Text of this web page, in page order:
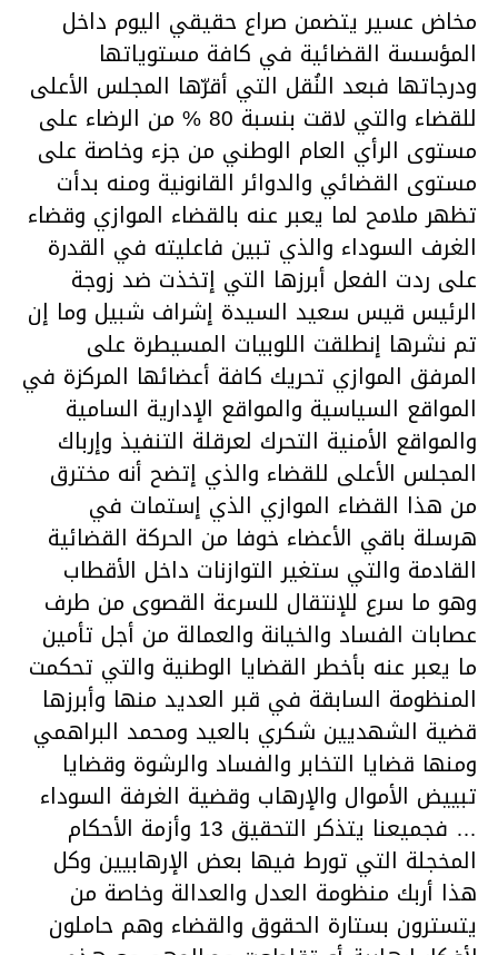
مخاض عسير يتضمن صراع حقيقي اليوم داخل
المؤسسة القضائية في كافة مستوياتها
ودرجاتها فبعد النُقل التي أقرّها المجلس الأعلى
للقضاء والتي لاقت بنسبة 80 ‎%‎ من الرضاء على
مستوى الرأي العام الوطني من جزء وخاصة على
مستوى القضائي والدوائر القانونية ومنه بدأت
تظهر ملامح لما يعبر عنه بالقضاء الموازي وقضاء
الغرف السوداء والذي تبين فاعليته في القدرة
على ردت الفعل أبرزها التي إتخذت ضد زوجة
الرئيس قيس سعيد السيدة إشراف شبيل وما إن
تم نشرها إنطلقت اللوبيات المسيطرة على
المرفق الموازي تحريك كافة أعضائها المركزة في
المواقع السياسية والمواقع الإدارية السامية
والمواقع الأمنية التحرك لعرقلة التنفيذ وإرباك
المجلس الأعلى للقضاء والذي إتضح أنه مخترق
من هذا القضاء الموازي الذي إستمات في
هرسلة باقي الأعضاء خوفا من الحركة القضائية
القادمة والتي ستغير التوازنات داخل الأقطاب
وهو ما سرع للإنتقال للسرعة القصوى من طرف
عصابات الفساد والخيانة والعمالة من أجل تأمين
ما يعبر عنه بأخطر القضايا الوطنية والتي تحكمت
المنظومة السابقة في قبر العديد منها وأبرزها
قضية الشهديين شكري بالعيد ومحمد البراهمي
ومنها قضايا التخابر والفساد والرشوة وقضايا
تبييض الأموال والإرهاب وقضية الغرفة السوداء
… فجميعنا يتذكر التحقيق 13 وأزمة الأحكام
المخجلة التي تورط فيها بعض الإرهابيين وكل
هذا أربك منظومة العدل والعدالة وخاصة من
يتسترون بستارة الحقوق والقضاء وهم حاملون